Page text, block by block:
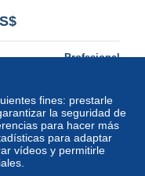
Profesional
fines: prestarle
la seguridad de
para hacer más
para adaptar
vídeos y permitirle